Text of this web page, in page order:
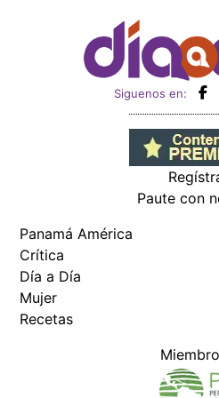
Siguenos en:
Paute con
Panamá América
Crítica
Día a Día
Mujer
Recetas